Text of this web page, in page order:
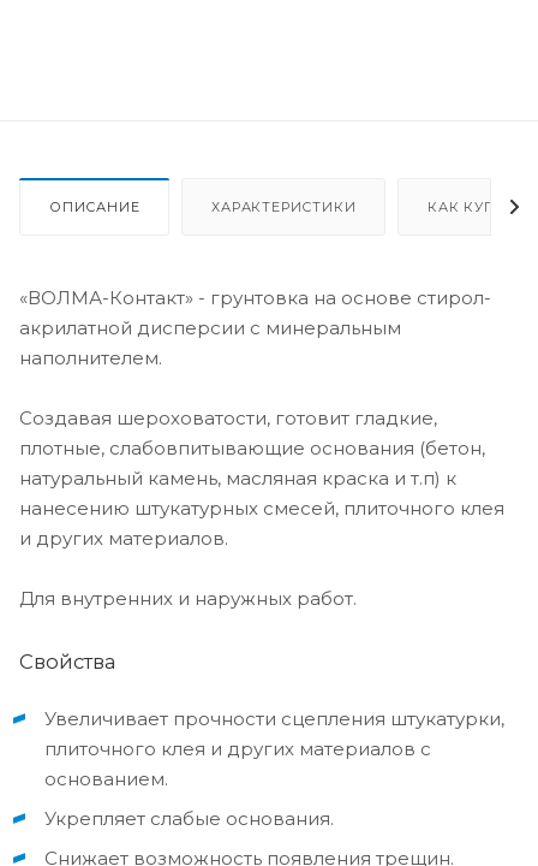
ОПИСАНИЕ ХАРАКТЕРИСТИКИ КАК КУПИТЬ
«ВОЛМА-Контакт» - грунтовка на основе стирол-
акрилатной дисперсии с минеральным
наполнителем.
Создавая шероховатости, готовит гладкие,
плотные, слабовпитывающие основания (бетон,
натуральный камень, масляная краска и т.п) к
нанесению штукатурных смесей, плиточного клея
и других материалов.
Для внутренних и наружных работ.
Свойства
Увеличивает прочности сцепления штукатурки,
плиточного клея и других материалов с
основанием.
Укрепляет слабые основания.
Снижает возможность появления трещин.